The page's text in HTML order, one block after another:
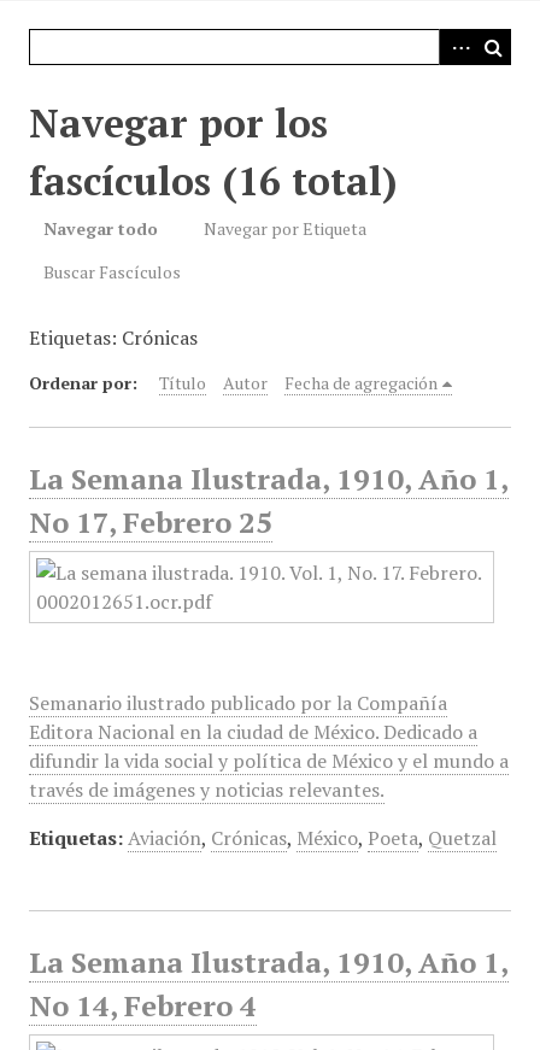
Navegar por los
fascículos (16 total)
Navegar todo
Navegar por Etiqueta
Buscar Fascículos
Etiquetas: Crónicas
Ordenar por: Título Autor Fecha de agregación
La Semana Ilustrada, 1910, Año 1,
No 17, Febrero 25
Semanario ilustrado publicado por la Compañía
Editora Nacional en la ciudad de México. Dedicado a
difundir la vida social y política de México y el mundo a
través de imágenes y noticias relevantes.
Etiquetas: Aviación, Crónicas, México, Poeta, Quetzal
La Semana Ilustrada, 1910, Año 1,
No 14, Febrero 4